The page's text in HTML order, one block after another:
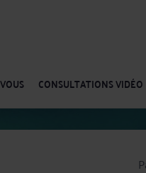
CONSULTATIONS VIDÉO